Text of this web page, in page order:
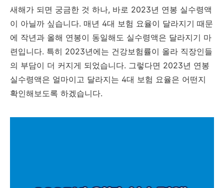
새해가 되면 궁금한 것 하나, 바로 2023년 연봉 실수령액
이 아닐까 싶습니다. 매년 4대 보험 요율이 달라지기 때문
에 작년과 올해 연봉이 동일해도 실수령액은 달라지기 마
련입니다. 특히 2023년에는 건강보험률이 올라 직장인들
의 부담이 더 커지게 되었습니다. 그렇다면 2023년 연봉
실수령액은 얼마이고 달라지는 4대 보험 요율은 어떤지
확인해보도록 하겠습니다.